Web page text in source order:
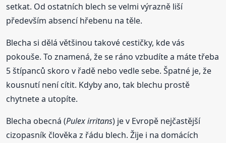
setkat. Od ostatních blech se velmi výrazně liší
především absencí hřebenu na těle.
Blecha si dělá většinou takové cestičky, kde vás
pokouše. To znamená, že se ráno vzbudíte a máte třeba
5 štípanců skoro v řadě nebo vedle sebe. Špatné je, že
kousnutí není cítit. Kdyby ano, tak blechu prostě
chytnete a utopíte.
Blecha obecná (Pulex irritans) je v Evropě nejčastější
cizopasník člověka z řádu blech. Žije i na domácích